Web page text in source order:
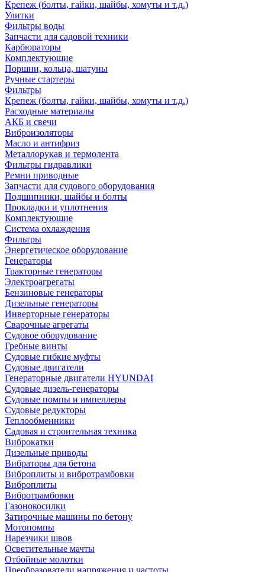
Крепеж (болты, гайки, шайбы, хомуты и т.д.)
Улитки
Фильтры воды
Запчасти для садовой техники
Карбюраторы
Комплектующие
Поршни, кольца, шатуны
Ручные стартеры
Фильтры
Крепеж (болты, гайки, шайбы, хомуты и т.д.)
Расходные материалы
АКБ и свечи
Виброизоляторы
Масло и антифриз
Металлорукав и термолента
Фильтры гидравлики
Ремни приводные
Запчасти для судового оборудования
Подшипники, шайбы и болты
Прокладки и уплотнения
Комплектующие
Система охлаждения
Фильтры
Энергетическое оборудование
Генераторы
Тракторные генераторы
Электроагрегаты
Бензиновые генераторы
Дизельные генераторы
Инверторные генераторы
Сварочные агрегаты
Судовое оборудование
Гребные винты
Судовые гибкие муфты
Судовые двигатели
Генераторные двигатели HYUNDAI
Судовые дизель-генераторы
Судовые помпы и импеллеры
Судовые редукторы
Теплообменники
Садовая и строительная техника
Виброкатки
Дизельные приводы
Вибраторы для бетона
Виброплиты и вибротрамбовки
Виброплиты
Вибротрамбовки
Газонокосилки
Затирочные машины по бетону
Мотопомпы
Нарезчики швов
Осветительные мачты
Отбойные молотки
Преобразователи напряжения и частоты